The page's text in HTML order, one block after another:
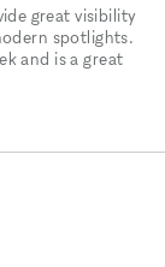
great visibility
spotlights.
and is a great